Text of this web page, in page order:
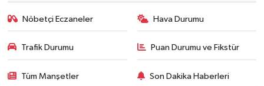
Nöbetçi Eczaneler Hava Durumu
Trafik Durumu Puan Durumu ve Fikstür
Tüm Manşetler Son Dakika Haberleri